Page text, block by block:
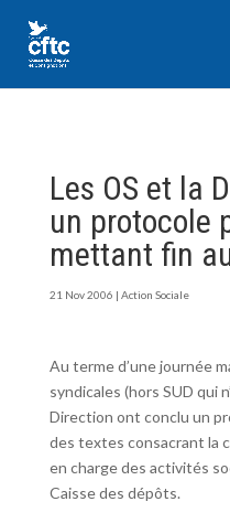
Les OS et la
un protocole
mettant fin
21 Nov 2006 | Action Sociale
Au terme d’une journée
syndicales (hors SUD qui
Direction ont conclu un
des textes consacrant la
en charge des activités
Caisse des dépôts.